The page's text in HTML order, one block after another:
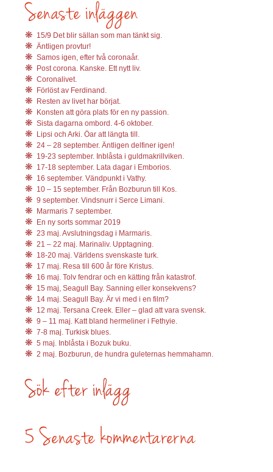
15/9 Det blir sällan som man tänkt sig.
Äntligen provtur!
Samos igen, efter två coronaår.
Post corona. Kanske. Ett nytt liv.
Coronalivet.
Förlöst av Ferdinand.
Resten av livet har börjat.
Konsten att göra plats för en ny passion.
Sista dagarna ombord. 4-6 oktober.
Lipsi och Arki. Öar att längta till.
24 – 28 september. Äntligen delfiner igen!
19-23 september. Inblåsta i guldmakrillviken.
17-18 september. Lata dagar i Emborios.
16 september. Vändpunkt i Vathy.
10 – 15 september. Från Bozburun till Kos.
9 september. Vindsnurr i Serce Limani.
Marmaris 7 september.
En ny sorts sommar 2019
23 maj. Avslutningsdag i Marmaris.
21 – 22 maj. Marinaliv. Upptagning.
18-20 maj. Världens svenskaste turk.
17 maj. Resa till 600 år före Kristus.
16 maj. Tolv fendrar och en kätting från katastrof.
15 maj, Seagull Bay. Sanning eller konsekvens?
14 maj. Seagull Bay. Är vi med i en film?
12 maj. Tersana Creek. Eller – glad att vara svensk.
9 – 11 maj. Katt bland hermeliner i Fethyie.
7-8 maj. Turkisk blues.
5 maj. Inblåsta i Bozuk buku.
2 maj. Bozburun, de hundra guleternas hemmahamn.